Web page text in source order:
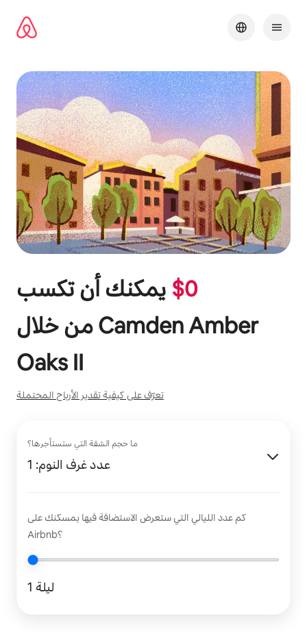
المحتوى
$0
Camden Amber
Oaks II
تعرّف على كيفية تقدير الأرباح المحتملة
ما حجم الشقة التي ستستأجرها؟
عدد غرف النوم: 1
كم عدد الليالي التي ستعرض الاستضافة فيها بمسكنك على
Airbnb؟
1 ليلة